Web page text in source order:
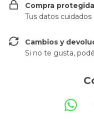
Compra protegida
Tus datos
Cambios y
Si no te gusta,